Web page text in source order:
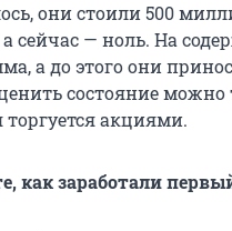
они стоили 500
сейчас — ноль. На
а до этого они
состояние можно
акциями.
как заработали